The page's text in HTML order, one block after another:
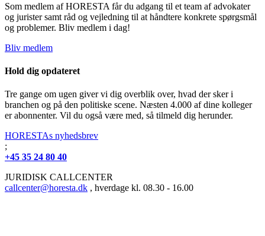
Som medlem af HORESTA får du adgang til et team af advokater
og jurister samt råd og vejledning til at håndtere konkrete spørgsmål
og problemer. Bliv medlem i dag!
Bliv medlem
Hold dig opdateret
Tre gange om ugen giver vi dig overblik over, hvad der sker i
branchen og på den politiske scene. Næsten 4.000 af dine kolleger
er abonnenter. Vil du også være med, så tilmeld dig herunder.
HORESTAs nyhedsbrev
;
+45 35 24 80 40
JURIDISK CALLCENTER
callcenter@horesta.dk , hverdage kl. 08.30 - 16.00